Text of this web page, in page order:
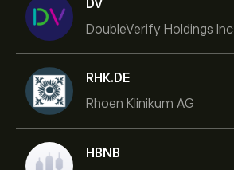
DV
DoubleVerify Holdings Inc
RHK.DE
Rhoen Klinikum AG
HBNB